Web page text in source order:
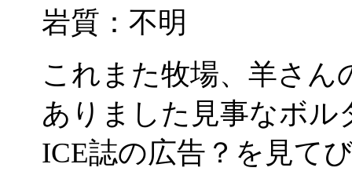
岩質：不明
これまた牧場、羊さ
ありました見事なボル
ICE誌の広告？を見て